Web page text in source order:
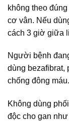
không theo
cơ vân. Nếu
cách 3 giờ giữa
Người bệnh
dùng bezafibrat,
chống đông máu.
Không dùng
độc cho gan